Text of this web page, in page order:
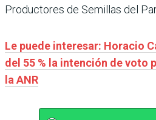
Productores de Semillas del
Le puede interesar: Horacio
del 55 % la intención de voto
la ANR